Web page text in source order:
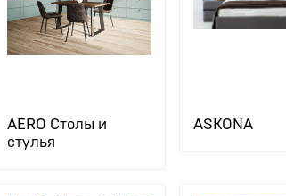
AERO Столы и
стулья
ASKONA